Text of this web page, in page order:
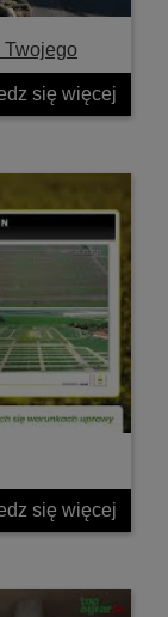
Twojego
się więcej
się więcej